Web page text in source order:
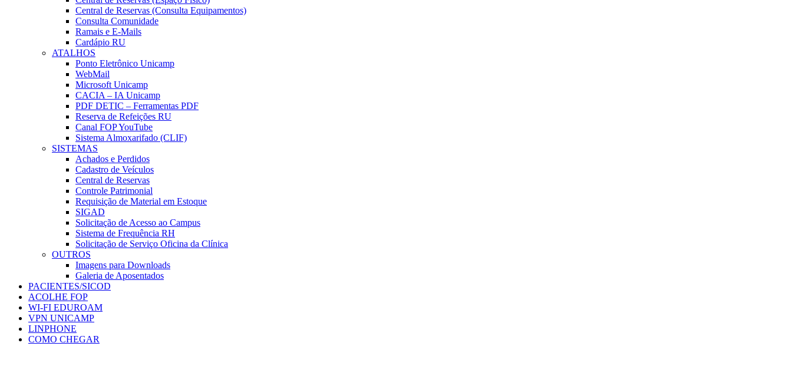
Central de Reservas (Consulta Equipamentos)
Consulta Comunidade
Ramais e E-Mails
Cardápio RU
ATALHOS
Ponto Eletrônico Unicamp
WebMail
Microsoft Unicamp
CACIA – IA Unicamp
PDF DETIC – Ferramentas PDF
Reserva de Refeições RU
Canal FOP YouTube
Sistema Almoxarifado (CLIF)
SISTEMAS
Achados e Perdidos
Cadastro de Veículos
Central de Reservas
Controle Patrimonial
Requisição de Material em Estoque
SIGAD
Solicitação de Acesso ao Campus
Sistema de Frequência RH
Solicitação de Serviço Oficina da Clínica
OUTROS
Imagens para Downloads
Galeria de Aposentados
PACIENTES/SICOD
ACOLHE FOP
WI-FI EDUROAM
VPN UNICAMP
LINPHONE
COMO CHEGAR